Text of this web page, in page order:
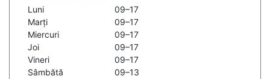
Luni
09–17
Marți
09–17
Miercuri
09–17
Joi
09–17
Vineri
09–17
Sâmbătă
09–13